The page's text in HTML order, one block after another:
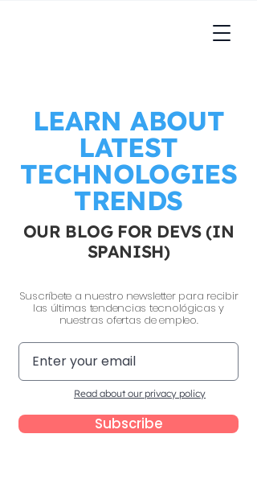
LEARN ABOUT
LATEST
TECHNOLOGIES
TRENDS
OUR BLOG FOR DEVS (IN
SPANISH)
Suscríbete a nuestro newsletter para recibir
las últimas tendencias tecnológicas y
nuestras ofertas de empleo.
Read about our privacy policy
Subscribe